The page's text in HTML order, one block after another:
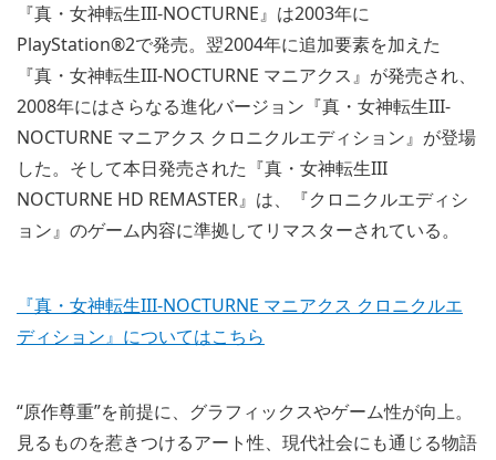
『真・女神転生III-NOCTURNE』は2003年に
PlayStation®2で発売。翌2004年に追加要素を加えた
『真・女神転生III-NOCTURNE マニアクス』が発売され、
2008年にはさらなる進化バージョン『真・女神転生III-
NOCTURNE マニアクス クロニクルエディション』が登場
した。そして本日発売された『真・女神転生III
NOCTURNE HD REMASTER』は、『クロニクルエディシ
ョン』のゲーム内容に準拠してリマスターされている。
『真・女神転生III-NOCTURNE マニアクス クロニクルエ
ディション』についてはこちら
“原作尊重”を前提に、グラフィックスやゲーム性が向上。
見るものを惹きつけるアート性、現代社会にも通じる物語